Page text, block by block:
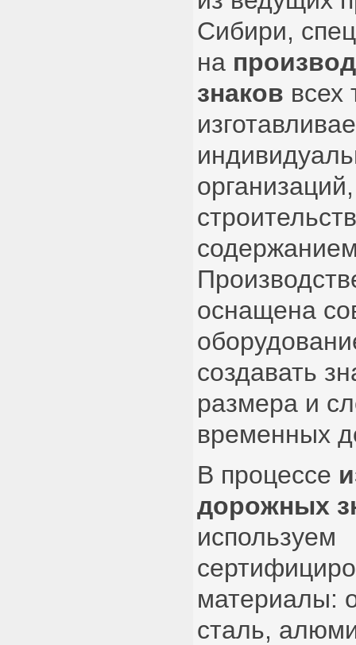
Сибири,
на
знаков
оснащена
создавать
размера и
временных
В процессе
дорожных
используем
материалы:
сталь,